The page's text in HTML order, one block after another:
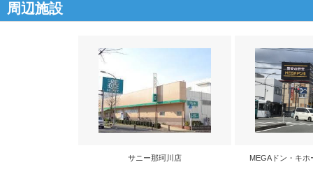
周辺施設
サニー那珂川店 MEGAドン・キホ